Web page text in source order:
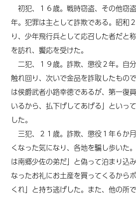
初犯、１６歳。戦時窃盗、その他窃
年。犯罪は主として詐欺である。昭和
り、少年飛行兵として応召した者だと
を訪れ、饗応を受けた。
二犯、１９歳。詐欺、懲役２年。自
触れ回り、次いで金品を詐取したもの
は侯爵武者小路幸徳であるが、第一復
いるから、払下げしてあげる」といっ
した。
三犯、２１歳。詐欺、懲役１年６か
くなった気になり、各地を騙し歩いた
は南郷少佐の弟だ」と偽って泊まり込
なったお礼にお土産を買ってくるから
くれ」と持ち逃げした。また、他の所